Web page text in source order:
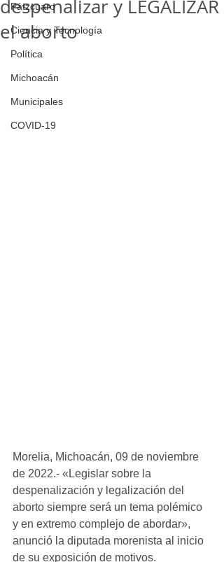
Pátzcuaro
Ciencia y Tecnología
Política
Michoacán
Municipales
COVID-19
despenalizar y LEGALIZAR
el aborto
Morelia, Michoacán, 09 de noviembre
de 2022.- «Legislar sobre la
despenalización y legalización del
aborto siempre será un tema polémico
y en extremo complejo de abordar»,
anunció la diputada morenista al inicio
de su exposición de motivos.